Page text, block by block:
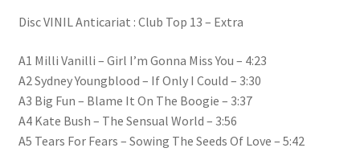
Disc VINIL Anticariat : Club Top 13 – Extra
A1 Milli Vanilli – Girl I’m Gonna Miss You – 4:23
A2 Sydney Youngblood – If Only I Could – 3:30
A3 Big Fun – Blame It On The Boogie – 3:37
A4 Kate Bush – The Sensual World – 3:56
A5 Tears For Fears – Sowing The Seeds Of Love – 5:42